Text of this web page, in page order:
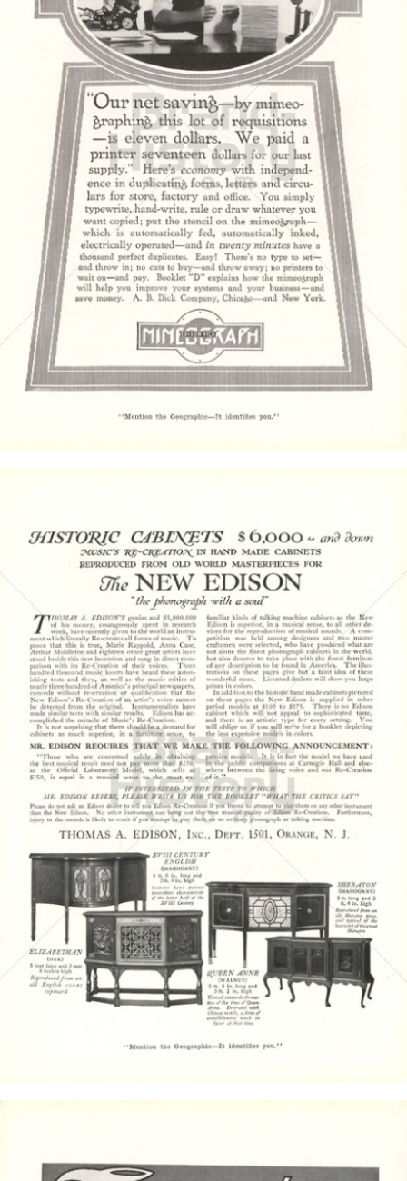
MIMEOGRAPH MIMEOGRAPH 1917
THOMAS A. EDISON INC. THOMAS A. EDISON 1917